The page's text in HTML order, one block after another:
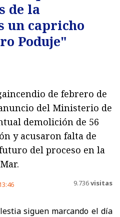
de la
un capricho
Poduje"
de febrero de
del Ministerio de
demolición de 56
y acusaron falta de
del proceso en la
9.736visitas
siguen marcando el día